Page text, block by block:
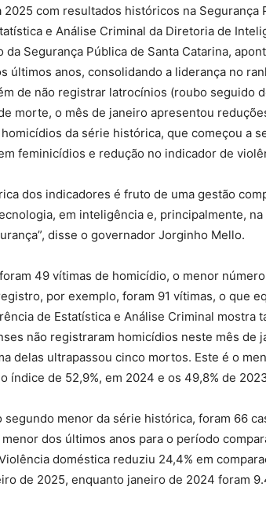
2025 com resultados históricos na Segurança
e Análise Criminal da Diretoria de
da Segurança Pública de Santa Catarina,
últimos anos, consolidando a liderança no
de não registrar latrocínios (roubo seguido
morte, o mês de janeiro apresentou
da série histórica, que começou a
feminicídios e redução no indicador de
dos indicadores é fruto de uma gestão
em inteligência e, principalmente,
disse o governador Jorginho Mello.
49 vítimas de homicídio, o menor
por exemplo, foram 91 vítimas, o que
de Estatística e Análise Criminal mostra
não registraram homicídios neste mês de
delas ultrapassou cinco mortos. Este é o
índice de 52,9%, em 2024 e os 49,8% de
menor da série histórica, foram 66
dos últimos anos para o período
doméstica reduziu 24,4% em
de 2025, enquanto janeiro de 2024 foram